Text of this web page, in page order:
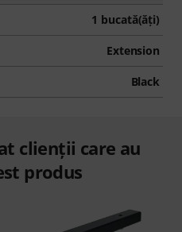
1 bucată(ăţi)
Extension
Black
clienții care au
produs